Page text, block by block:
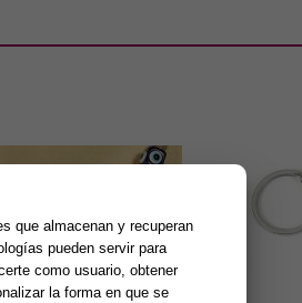
que almacenan y recuperan
pueden servir para
como usuario, obtener
la forma en que se